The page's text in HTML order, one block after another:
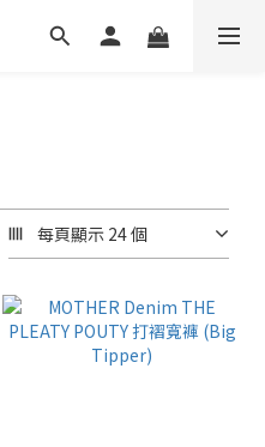
每頁顯示 24 個